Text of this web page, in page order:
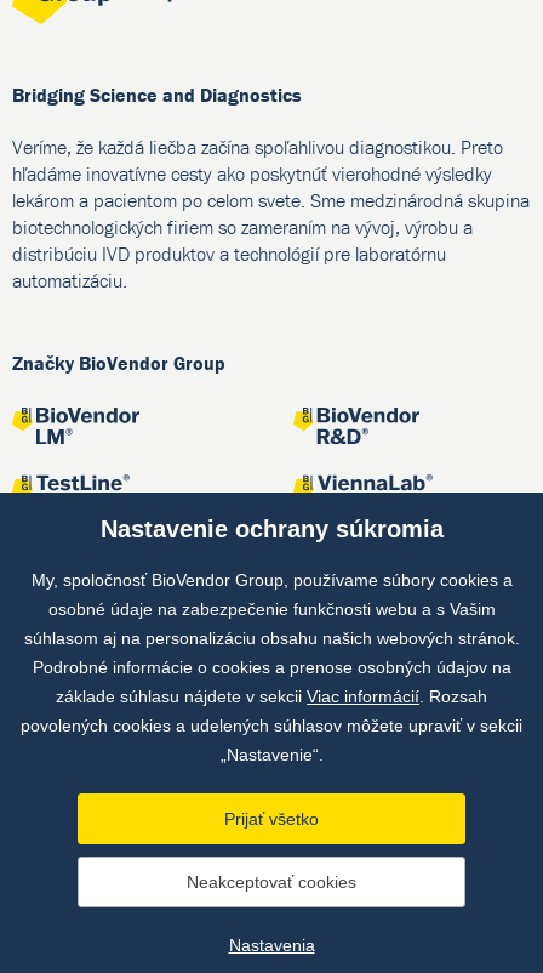
Bridging Science and Diagnostics
Veríme, že každá liečba začína spoľahlivou diagnostikou. Preto
hľadáme inovatívne cesty ako poskytnúť vierohodné výsledky
lekárom a pacientom po celom svete. Sme medzinárodná skupina
biotechnologických firiem so zameraním na vývoj, výrobu a
distribúciu IVD produktov a technológií pre laboratórnu
automatizáciu.
Značky BioVendor Group
Spoločné projekty
Copyright © by BioVendor Group 2026
Údaje o prevádzkovateľovi webu
Nastavenie ochrany súkromia
My, spoločnosť BioVendor Group, používame súbory cookies a
osobné údaje na zabezpečenie funkčnosti webu a s Vašim
súhlasom aj na personalizáciu obsahu našich webových stránok.
Podrobné informácie o cookies a prenose osobných údajov na
základe súhlasu nájdete v sekcii Viac informácií . Rozsah
povolených cookies a udelených súhlasov môžete upraviť v sekcii
„Nastavenie“.
Prijať všetko
Neakceptovať cookies
Nastavenia